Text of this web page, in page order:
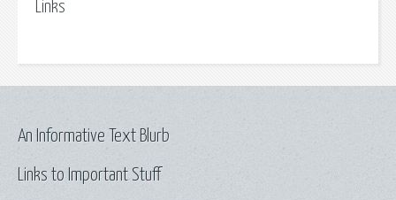
Links
Links to Important Stuff
An Informative Text Blurb